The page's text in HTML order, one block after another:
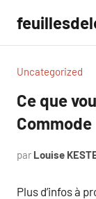
contenu
Uncategorized
Ce que
Commode
par Louise
Plus d’infos à